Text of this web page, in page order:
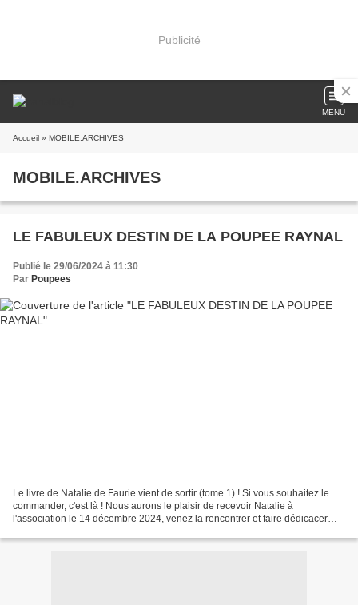
Publicité
MENU
Accueil » MOBILE.ARCHIVES
MOBILE.ARCHIVES
LE FABULEUX DESTIN DE LA POUPEE RAYNAL
Publié le 29/06/2024 à 11:30
Par Poupees
Le livre de Natalie de Faurie vient de sortir (tome 1) ! Si vous souhaitez le
commander, c'est là ! Nous aurons le plaisir de recevoir Natalie à
l'association le 14 décembre 2024, venez la rencontrer et faire dédicacer